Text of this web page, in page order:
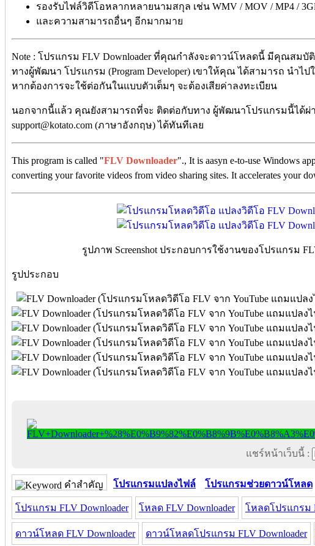
รองรับไฟล์วิดีโอหลากหลายนามสกุล เช่น WMV / MOV / MP4 /
และความสามารถอื่นๆ อีกมากมาย
Note : โปรแกรม FLV Downloader ที่คุณกำลังจะดาวน์โหลดนี้ มีคุณสมบัติ
ทางผู้พัฒนา โปรแกรม (Program Developer) เขาให้คุณ ได้สามารถ นำไ
หากต้องการจะใช้ต่อกันในแบบตัวเต็มๆ จะต้องเสียค่าลงทะเบียน
นอกจากนี้แล้ว คุณยังสามารถที่จะ ติดต่อกับทาง ผู้พัฒนาโปรแกรมนี้ได้ผ่า
support@kotato.com (ภาษาอังกฤษ) ได้ทันทีเลย
This program is called "FLV Downloader"., It is aasyn e-to-use Windows
converting your favorite videos from video sharing sites. It accelerates your
รูปภาพ Screenshot ประกอบการใช้งานของโปรแกรม
รูปประกอบ
แชร์หน้าเว็บนี้ :
คำสำคัญ โปรแกรมแปลงไฟล์ โปรแกรมช่วยดาวน์โหลด
โปรแกรม FLV Downloader โหลด FLV Downloader โหลดโปรแกรม
ดาวน์โหลด FLV Downloader ดาวน์โหลดโปรแกรม FLV Downloader